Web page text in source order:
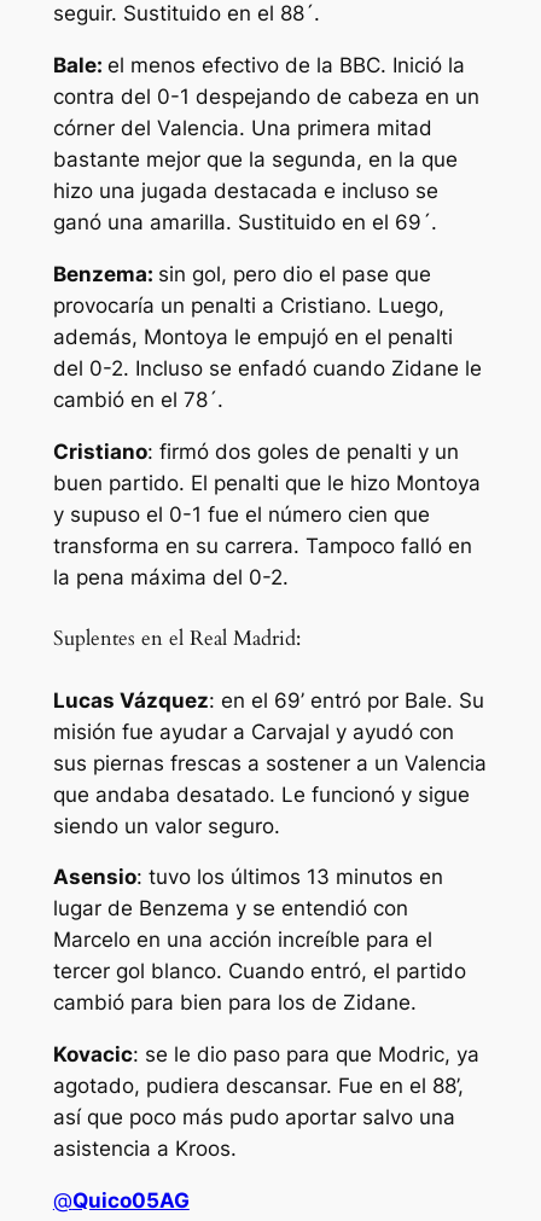
seguir. Sustituido en el 88´.
Bale: el menos efectivo de la BBC. Inició la
contra del 0-1 despejando de cabeza en un
córner del Valencia. Una primera mitad
bastante mejor que la segunda, en la que
hizo una jugada destacada e incluso se
ganó una amarilla. Sustituido en el 69´.
Benzema: sin gol, pero dio el pase que
provocaría un penalti a Cristiano. Luego,
además, Montoya le empujó en el penalti
del 0-2. Incluso se enfadó cuando Zidane le
cambió en el 78´.
Cristiano: firmó dos goles de penalti y un
buen partido. El penalti que le hizo Montoya
y supuso el 0-1 fue el número cien que
transforma en su carrera. Tampoco falló en
la pena máxima del 0-2.
Suplentes en el Real Madrid:
Lucas Vázquez: en el 69’ entró por Bale. Su
misión fue ayudar a Carvajal y ayudó con
sus piernas frescas a sostener a un Valencia
que andaba desatado. Le funcionó y sigue
siendo un valor seguro.
Asensio: tuvo los últimos 13 minutos en
lugar de Benzema y se entendió con
Marcelo en una acción increíble para el
tercer gol blanco. Cuando entró, el partido
cambió para bien para los de Zidane.
Kovacic: se le dio paso para que Modric, ya
agotado, pudiera descansar. Fue en el 88’,
así que poco más pudo aportar salvo una
asistencia a Kroos.
@Quico05AG